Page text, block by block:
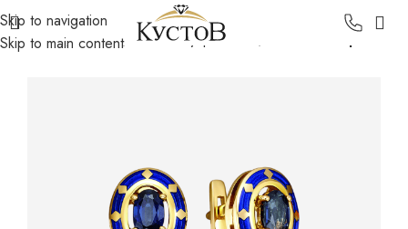
Skip to navigation
Skip to main content
Главная Каталог Золотые украшения Золотые серьги